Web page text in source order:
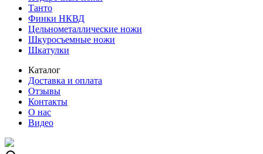
Танто
Финки НКВД
Цельнометаллические ножи
Шкуросъемные ножи
Шкатулки
Каталог
Доставка и оплата
Отзывы
Контакты
О нас
Видео